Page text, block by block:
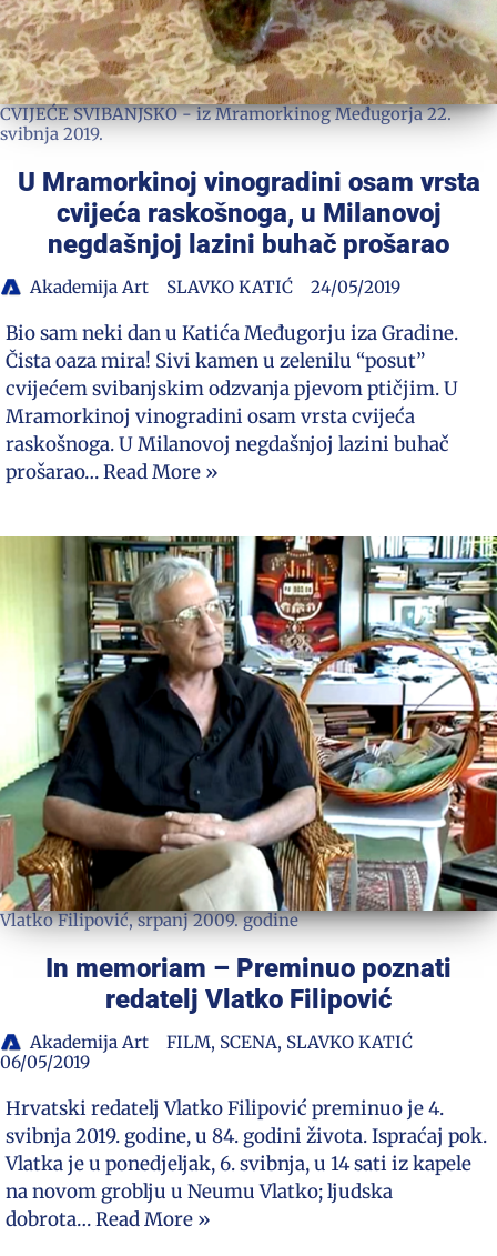
CVIJEĆE SVIBANJSKO - iz Mramorkinog Međugorja 22.
svibnja 2019.
U Mramorkinoj vinogradini osam vrsta
cvijeća raskošnoga, u Milanovoj
negdašnjoj lazini buhač prošarao
Akademija Art SLAVKO KATIĆ 24/05/2019
Bio sam neki dan u Katića Međugorju iza Gradine.
Čista oaza mira! Sivi kamen u zelenilu “posut”
cvijećem svibanjskim odzvanja pjevom ptičjim. U
Mramorkinoj vinogradini osam vrsta cvijeća
raskošnoga. U Milanovoj negdašnjoj lazini buhač
prošarao…Read More »
Vlatko Filipović, srpanj 2009. godine
In memoriam – Preminuo poznati
redatelj Vlatko Filipović
Akademija Art FILM, SCENA, SLAVKO KATIĆ
06/05/2019
Hrvatski redatelj Vlatko Filipović preminuo je 4.
svibnja 2019. godine, u 84. godini života. Ispraćaj pok.
Vlatka je u ponedjeljak, 6. svibnja, u 14 sati iz kapele
na novom groblju u Neumu Vlatko; ljudska
dobrota…Read More »